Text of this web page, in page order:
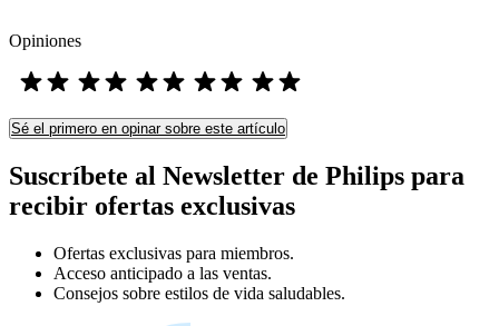
Opiniones
Sé el primero en opinar sobre este artículo
Suscríbete al Newsletter de Philips para
recibir ofertas exclusivas
Ofertas exclusivas para miembros.
Acceso anticipado a las ventas.
Consejos sobre estilos de vida saludables.